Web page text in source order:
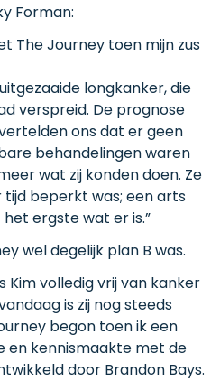
Forman:
The Journey toen mijn zus
longkanker, die
verspreid. De prognose
ons dat er geen
behandelingen waren
wat zij konden doen. Ze
beperkt was; een arts
het ergste wat er is.”
wel degelijk plan B was.
Kim volledig vrij van kanker
is zij nog steeds
begon toen ik een
en kennismaakte met de
door Brandon Bays.